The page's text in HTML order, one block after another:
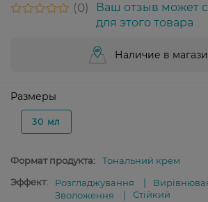
0
Ваш отзыв может
для этого товара
Наличие в
Размеры
30 мл
Формат продукта:
Тональний крем
Эффект:
Розгладжування
Зволоження
Стійкий